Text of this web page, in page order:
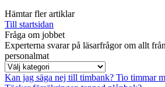
Hämtar fler artiklar
Till startsidan
Fråga om jobbet
Experterna svarar på läsarfrågor om allt
personalmat
Kan jag säga nej till timbank? Tio timmar